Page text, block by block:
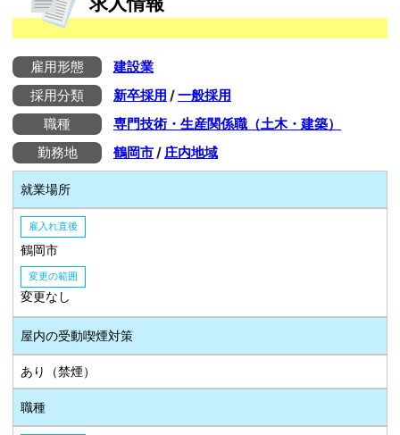
雇用形態
建設業
採用分類
新卒採用 /一般採用
職種
専門技術・生産関係職（土木・建築）
勤務地
鶴岡市 / 庄内地域
就業場所
雇入れ直後
鶴岡市
変更の範囲
変更なし
屋内の受動喫煙対策
あり（禁煙）
職種